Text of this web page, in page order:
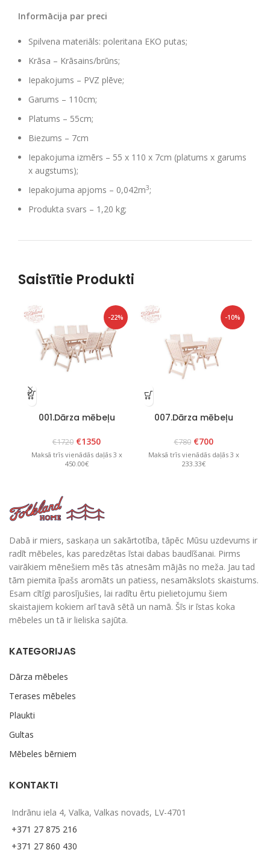
Informācija par preci
Spilvena materiāls: poleritana EKO putas;
Krāsa – Krāsains/brūns;
Iepakojums – PVZ plēve;
Garums – 110cm;
Platums – 55cm;
Biezums – 7cm
Iepakojuma izmērs – 55 x 110 x 7cm (platums x garums
x augstums);
Iepakojuma apjoms – 0,042m3;
Produkta svars – 1,20 kg;
Saistītie Produkti
-22%
001.Dārza mēbeļu
Balts
€1720 €1350
Maksā trīs vienādās daļās 3 x
450.00€
-10%
007.Dārza mēbeļu
Balts
€780 €700
Maksā trīs vienādās daļās 3 x
233.33€
Dabā ir miers, saskaņa un sakārtotība, tāpēc Mūsu uzdevums ir
radīt mēbeles, kas paredzētas īstai dabas baudīšanai. Pirms
vairākiem mēnešiem mēs tās atnesām mājās no meža. Jau tad
tām piemita īpašs aromāts un patiess, nesamākslots skaistums.
Esam cītīgi parosījušies, lai radītu ērtu pielietojumu šiem
skaistajiem kokiem arī tavā sētā un namā. Šīs ir īstas koka
mēbeles un tā ir lieliska sajūta.
KATEGORIJAS
Dārza mēbeles
Terases mēbeles
Plaukti
Gultas
Mēbeles bērniem
KONTAKTI
Indrānu iela 4, Valka, Valkas novads, LV-4701
+371 27 875 216
+371 27 860 430